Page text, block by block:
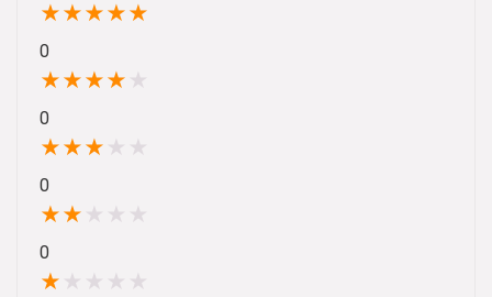
★★★★★
0
★★★★ ★
0
★★★ ★ ★
0
★★ ★ ★ ★
0
★ ★ ★ ★ ★